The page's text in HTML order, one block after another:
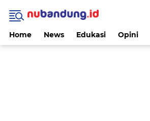
Home News Edukasi Opini